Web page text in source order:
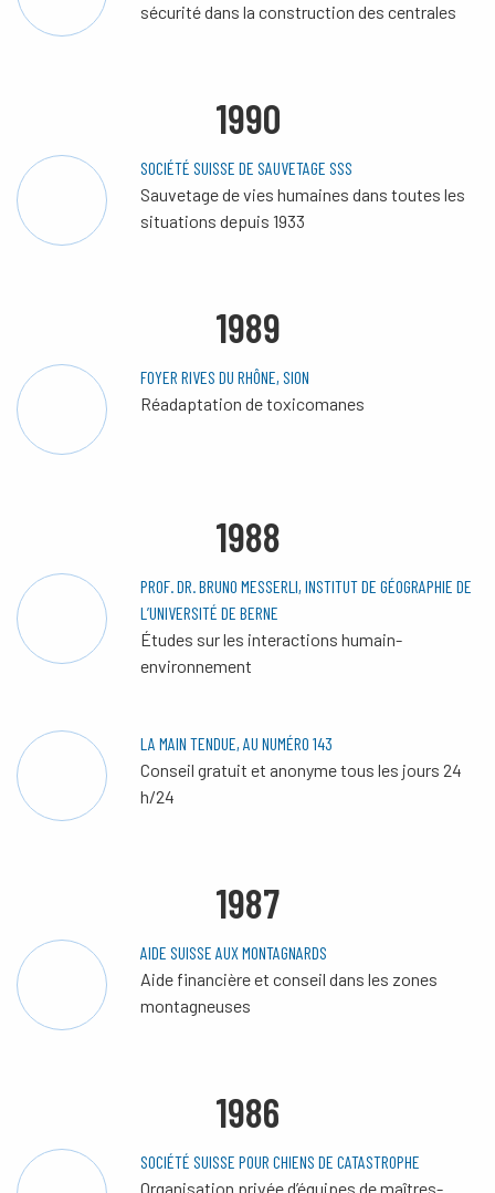
sécurité dans la construction des centrales
1990
SOCIÉTÉ SUISSE DE SAUVETAGE SSS
Sauvetage de vies humaines dans toutes les
situations depuis 1933
1989
FOYER RIVES DU RHÔNE, SION
Réadaptation de toxicomanes
1988
PROF. DR. BRUNO MESSERLI, INSTITUT DE GÉOGRAPHIE DE
L’UNIVERSITÉ DE BERNE
Études sur les interactions humain-
environnement
LA MAIN TENDUE, AU NUMÉRO 143
Conseil gratuit et anonyme tous les jours 24
h/24
1987
AIDE SUISSE AUX MONTAGNARDS
Aide financière et conseil dans les zones
montagneuses
1986
SOCIÉTÉ SUISSE POUR CHIENS DE CATASTROPHE
Organisation privée d’équipes de maîtres-